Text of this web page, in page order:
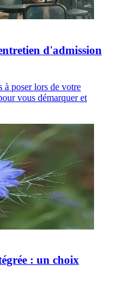
d'admission
à poser lors de votre
vous démarquer et
: un choix